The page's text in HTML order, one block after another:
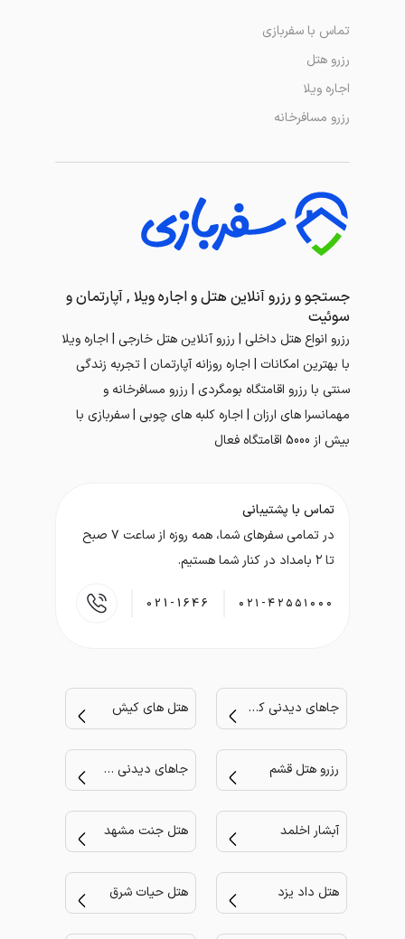
جستجو و رزرو آنلاین هتل و اجاره ویلا , آپارتمان و
سوئیت
رزرو انواع هتل داخلی | رزرو آنلاین هتل خارجی | اجاره ویلا
با بهترین امکانات | اجاره روزانه آپارتمان | تجربه زندگی
سنتی با رزرو اقامتگاه بومگردی | رزرو مسافرخانه و
مهمانسرا های ارزان | اجاره کلبه های چوبی | سفربازی با
بیش از 5000 اقامتگاه فعال
تماس با سفربازی
رزرو هتل
اجاره ویلا
رزرو مسافرخانه
تماس با پشتیبانی
در تمامی سفر‌های شما، همه روزه از ساعت ۷ صبح
تا ۲ بامداد در کنار شما هستیم.
۰۲۱-۴۲۵۵۱۰۰۰ 021-1646
جاهای دیدنی کیش هتل های کیش
رزرو هتل قشم جاهای دیدنی مشهد
آبشار اخلمد هتل جنت مشهد
هتل داد یزد هتل حیات شرق